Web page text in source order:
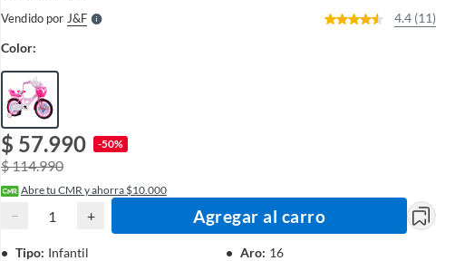
Vendido por J&fS
4.4 (11)
Color:
$ 57.990 -50%
$ 114.990
Abre tu CMR y ahorra $10.000
− + Agregar al carro
Tipo: Infantil Aro: 16